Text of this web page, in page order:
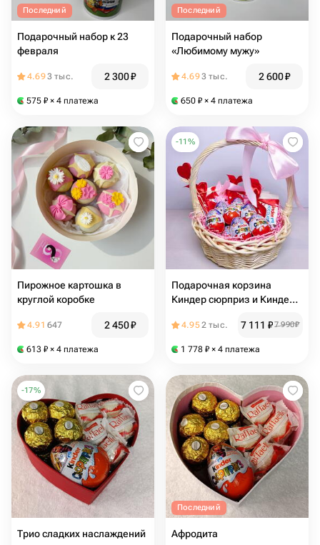
Последний
Подарочный набор к 23
февраля
4.693 тыс. 2 300₽
575 ₽ × 4 платежа
Последний
Подарочный набор
«Любимому мужу»
4.693 тыс. 2 600₽
650 ₽ × 4 платежа
Пирожное картошка в
круглой коробке
4.91 647 2 450₽
613 ₽ × 4 платежа
-11 %
Подарочная корзина
Киндер сюрприз и Киндер
4.952 тыс. 7 111 ₽7 990₽
1 778 ₽ × 4 платежа
-17%
Трио сладких наслаждений
Последний
Афродита